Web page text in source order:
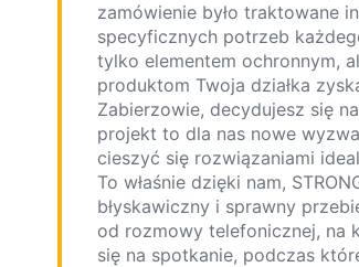
zamówienie było traktowane
specyficznych potrzeb
tylko elementem ochronnym,
produktom Twoja działka
Zabierzowie, decydujesz się
projekt to dla nas nowe
cieszyć się rozwiązaniami
To właśnie dzięki nam,
błyskawiczny i sprawny
od rozmowy telefonicznej, na
się na spotkanie, podczas